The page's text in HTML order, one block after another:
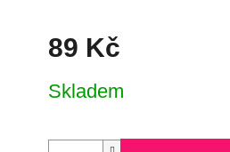
89 Kč
cena:
Skladem